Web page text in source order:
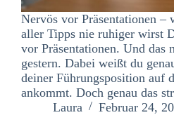
Nervös vor Präsentationen –
aller Tipps nie ruhiger wirst
vor Präsentationen. Und das
gestern. Dabei weißt du
deiner Führungsposition auf
ankommt. Doch genau das
Laura
Februar 24,